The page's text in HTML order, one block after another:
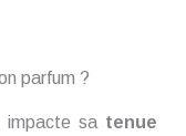
parfum ?
impacte sa tenue